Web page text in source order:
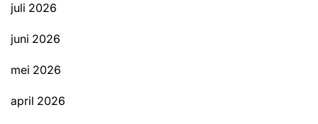
juli 2026
juni 2026
mei 2026
april 2026